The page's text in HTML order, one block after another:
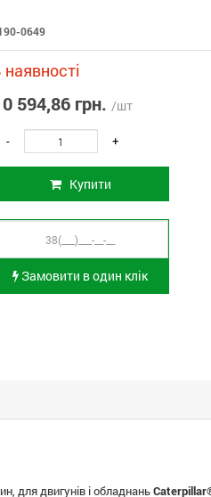
0649
наявності
594,86 грн. /шт
- +
Купити
Замовити в один клік
для двигунів і обладнань